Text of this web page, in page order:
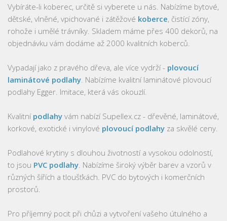
Vybíráte-li koberec, určitě si vyberete u nás. Nabízíme bytové,
dětské, vlněné, vpichované i zátěžové koberce, čistící zóny,
rohože i umělé trávníky. Skladem máme přes 400 dekorů, na
objednávku vám dodáme až 2000 kvalitních koberců.
Vypadají jako z pravého dřeva, ale více vydrží - plovoucí
laminátové podlahy . Nabízíme kvalitní laminátové plovoucí
podlahy Egger. Imitace, která vás okouzlí.
Kvalitní podlahy vám nabízí Supellex.cz - dřevěné, laminátové,
korkové, exotické i vinylové plovoucí podlahy za skvělé ceny.
Podlahové krytiny s dlouhou životností a vysokou odolností,
to jsou PVC podlahy . Nabízíme široký výběr barev a vzorů v
různých šířích a tloušťkách. PVC do bytových i komerčních
prostorů.
Pro příjemný pocit při chůzi a vytvoření vašeho útulného a